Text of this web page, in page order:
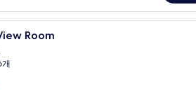
막 커튼, 다리미/다리미판Mountain View Room | 고
Room
점